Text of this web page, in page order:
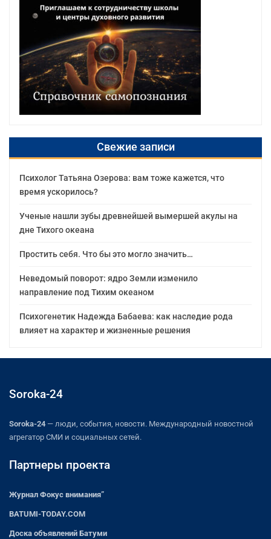
Свежие записи
Психолог Татьяна Озерова: вам тоже кажется, что
время ускорилось?
Ученые нашли зубы древнейшей вымершей акулы на
дне Тихого океана
Простить себя. Что бы это могло значить…
Неведомый поворот: ядро Земли изменило
направление под Тихим океаном
Психогенетик Надежда Бабаева: как наследие рода
влияет на характер и жизненные решения
Soroka-24
Soroka-24 — люди, события, новости. Международный новостной
агрегатор СМИ и социальных сетей.
Партнеры проекта
Журнал Фокус внимания”
BATUMI-TODAY.COM
Доска объявлений Батуми